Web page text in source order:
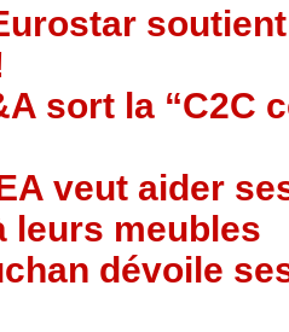
sort la “C2C
veut aider
leurs meubles
dévoile